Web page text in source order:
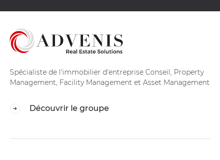
Spécialiste de l'immobilier d'entreprise Conseil, Property
Management, Facility Management et Asset Management
Découvrir le groupe